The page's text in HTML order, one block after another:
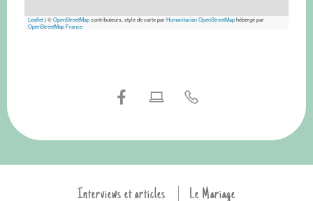
Leaflet|©OpenStreetMapcontributeurs, style de carte parHumanitarian OpenStreetMaphébergé par
OpenStreetMap France
Interviews et articles Le Mariage